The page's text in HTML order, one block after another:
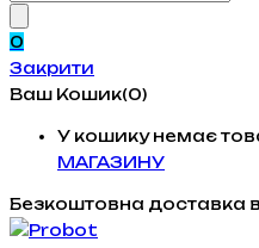
0
Закрити
Ваш Кошик(0)
У кошику немає
МАГАЗИНУ
Безкоштовна доставка